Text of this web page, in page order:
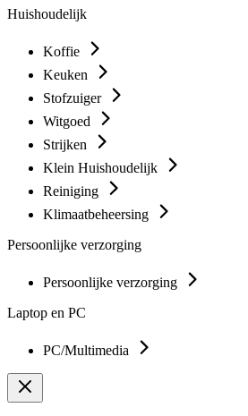
Huishoudelijk
Koffie
Keuken
Stofzuiger
Witgoed
Strijken
Klein Huishoudelijk
Reiniging
Klimaatbeheersing
Persoonlijke verzorging
Persoonlijke verzorging
Laptop en PC
PC/Multimedia